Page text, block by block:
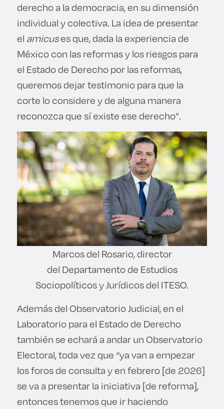
derecho a la democracia, en su dimensión
individual y colectiva. La idea de presentar
el amicuses que, dada la experiencia de
México con las reformas y los riesgos para
el Estado de Derecho por las reformas,
queremos dejar testimonio para que la
corte lo considere y de alguna manera
reconozca que sí existe ese derecho”.
Marcos del Rosario, director
del Departamento de Estudios
Sociopolíticos y Jurídicos del ITESO.
Además del Observatorio Judicial, en el
Laboratorio para el Estado de Derecho
también se echará a andar un Observatorio
Electoral, toda vez que “ya van a empezar
los foros de consulta y en febrero [de 2026]
se va a presentar la iniciativa [de reforma],
entonces tenemos que ir haciendo